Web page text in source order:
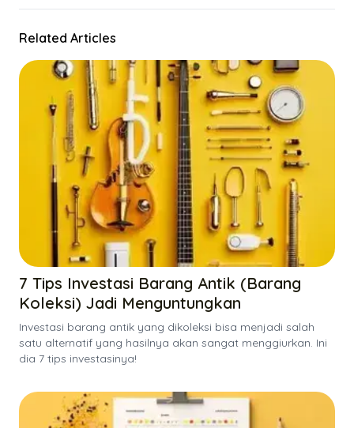
Related Articles
7 Tips Investasi Barang Antik (Barang
Koleksi) Jadi Menguntungkan
Investasi barang antik yang dikoleksi bisa menjadi salah
satu alternatif yang hasilnya akan sangat menggiurkan. Ini
dia 7 tips investasinya!